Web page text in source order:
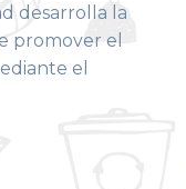
desarrolla la
promover el
el